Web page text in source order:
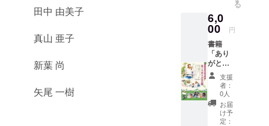
田中 由美子
真山 亜子
新葉 尚
矢尾 一樹
る
6,0
00 円
書籍
「あり
がとう
は幸せ
の物
語」豆
腐屋あ
この直
筆サイ
支援
者：
0人
お届
け予
定：